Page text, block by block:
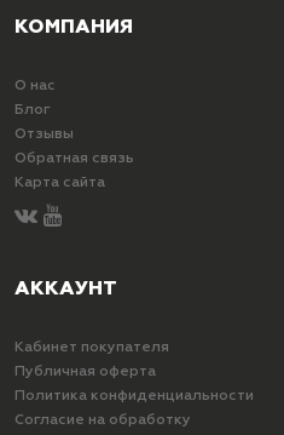
КОМПАНИЯ
О нас
Блог
Отзывы
Обратная связь
Карта сайта
АККАУНТ
Кабинет покупателя
Публичная оферта
Политика конфиденциальности
Согласие на обработку